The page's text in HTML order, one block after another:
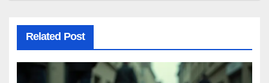
Related Post